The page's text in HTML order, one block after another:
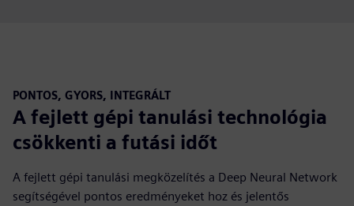
PONTOS, GYORS, INTEGRÁLT
A fejlett gépi tanulási technológia
csökkenti a futási időt
A fejlett gépi tanulási megközelítés a Deep Neural Network
segítségével pontos eredményeket hoz és jelentős